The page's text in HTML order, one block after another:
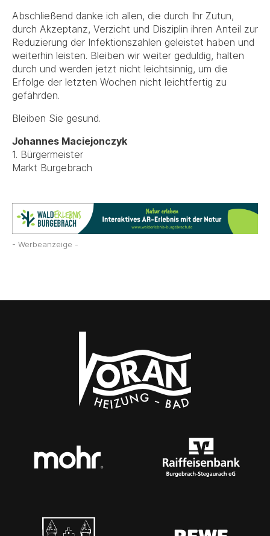
Abschließend danke ich allen, die durch Ihr Zutun,
durch Akzeptanz, Verzicht und Disziplin ihren Anteil zur
Reduzierung der Infektionszahlen geleistet haben und
weiterhin leisten. Bleiben wir weiter geduldig, halten
durch und werden jetzt nicht leichtsinnig, um die
Erfolge der letzten Wochen nicht leichtfertig zu
gefährden.
Bleiben Sie gesund.
Johannes Maciejonczyk
1. Bürgermeister
Markt Burgebrach
- Werbeanzeige -